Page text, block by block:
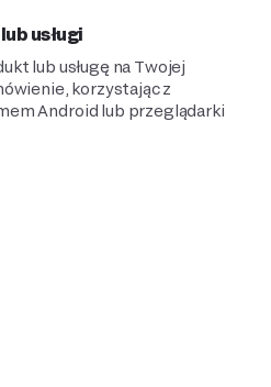
usługi
lub usługę na Twojej
korzystając z
Android lub przeglądarki